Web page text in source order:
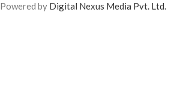
Powered by Digital Nexus Media Pvt. Ltd.